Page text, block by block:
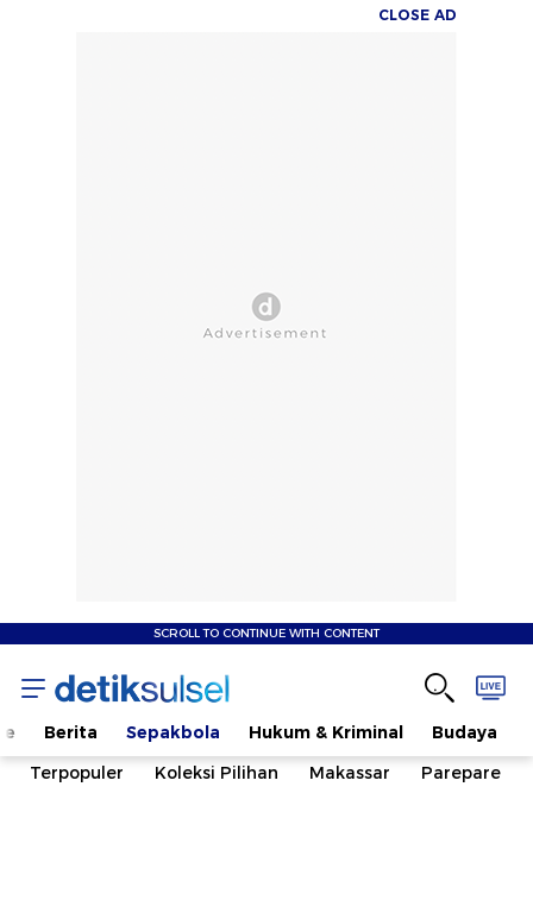
CLOSE AD
SCROLL TO CONTINUE WITH CONTENT
Berita Sepakbola Hukum & Kriminal Budaya
Terpopuler
Koleksi Pilihan Makassar Parepare